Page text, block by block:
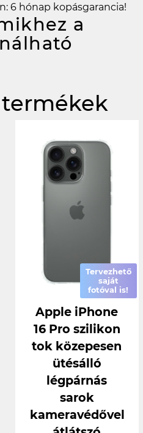
6 hónap kopásgarancia!
a
Tervezhető
saját
fotóval is!
Apple iPhone
16 Pro szilikon
tok közepesen
ütésálló
légpárnás
sarok
kameravédővel